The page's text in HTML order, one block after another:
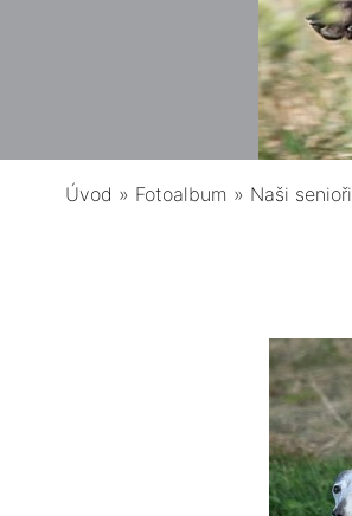
Úvod » Fotoalbum » Naši senioři